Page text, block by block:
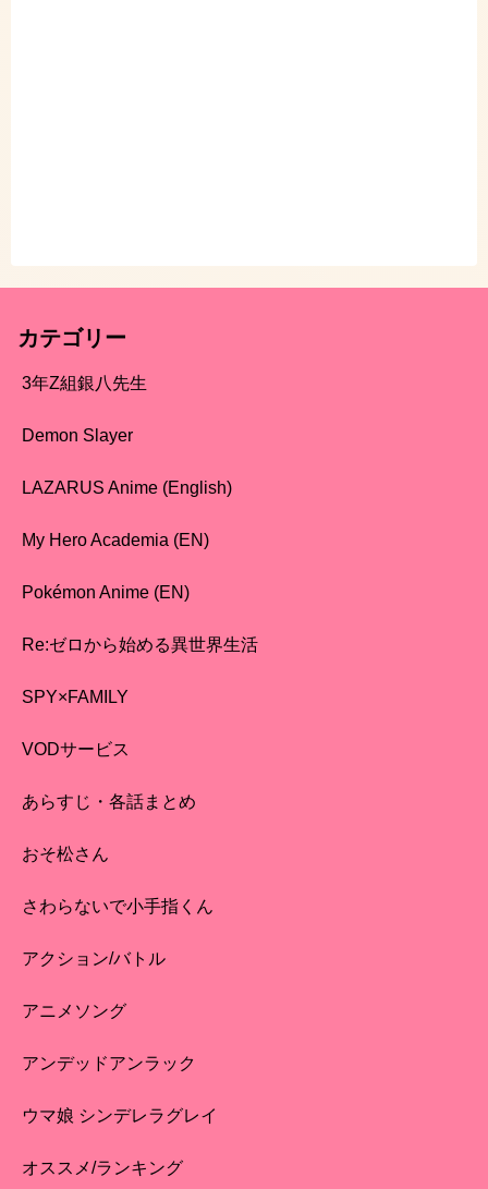
カテゴリー
3年Z組銀八先生
Demon Slayer
LAZARUS Anime (English)
My Hero Academia (EN)
Pokémon Anime (EN)
Re:ゼロから始める異世界生活
SPY×FAMILY
VODサービス
あらすじ・各話まとめ
おそ松さん
さわらないで小手指くん
アクション/バトル
アニメソング
アンデッドアンラック
ウマ娘 シンデレラグレイ
オススメ/ランキング